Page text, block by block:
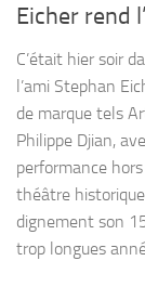
Eicher rend
C’était hier soir
l’ami Stephan
de marque tels
Philippe Djian,
performance
théâtre
dignement son
trop longues